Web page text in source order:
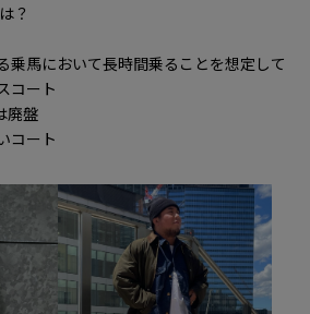
？
乗馬において長時間乗ることを想定して
コート
廃盤
コート